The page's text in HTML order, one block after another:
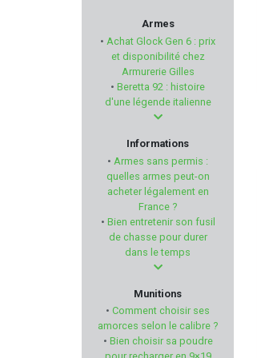
STRIKE INDUSTRIE
TOKAREV
BROWNING
EYENIMAL
GMT Outdoor
HEXA IMPACT
Armes
• Achat Glock Gen 6 : prix
et disponibilité chez
Armurerie Gilles
• Beretta 92 : histoire
d'une légende italienne
Informations
• Armes sans permis :
quelles armes peut-on
acheter légalement en
France ?
• Bien entretenir son fusil
de chasse pour durer
dans le temps
Munitions
• Comment choisir ses
amorces selon le calibre ?
• Bien choisir sa poudre